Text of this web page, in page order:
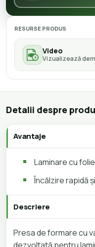
RESURSE PRODUS
Video
Vizualizează
Detalii despre
Avantaje
Laminare cu
Încălzire rapidă
Descriere
Presa de formare cu